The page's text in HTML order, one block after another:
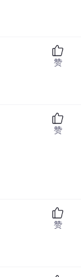
赞
赞
赞